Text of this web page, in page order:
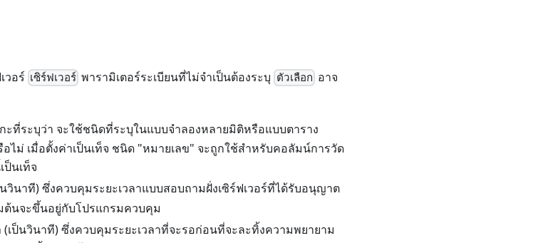
วอร์ เซิร์ฟเวอร์ พารามิเตอร์ระเบียนที่ไม่จำเป็นต้องระบุ ตัวเลือก อาจ
ะที่ระบุว่า จะใช้ชนิดที่ระบุในแบบจำลองหลายมิติหรือแบบตาราง
ม่ เมื่อตั้งค่าเป็นเท็จ ชนิด "หมายเลข" จะถูกใช้สำหรับคอลัมน์การวัด
นเท็จ
นวินาที) ซึ่งควบคุมระยะเวลาแบบสอบถามฝั่งเซิร์ฟเวอร์ที่ได้รับอนุญาต
ต้นจะขึ้นอยู่กับโปรแกรมควบคุม
(เป็นวินาที) ซึ่งควบคุมระยะเวลาที่จะรอก่อนที่จะละทิ้งความพยายาม